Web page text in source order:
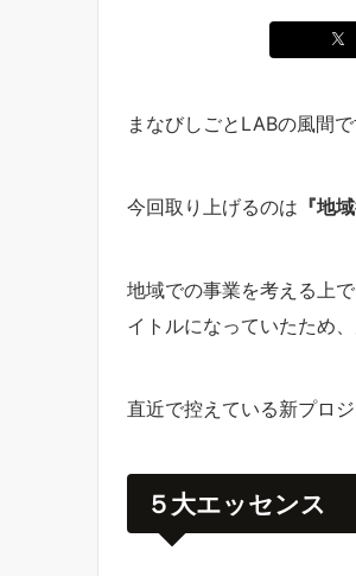
まなびしごとLABの風間で
今回取り上げるのは 『地
地域での事業を考える上
イトルになっていたため
直近で控えている新プロ
５大エッセンス